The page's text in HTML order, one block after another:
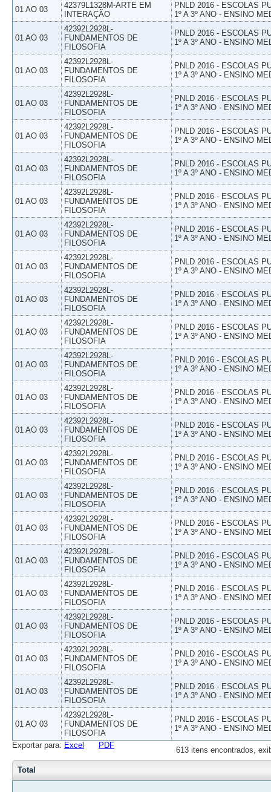
01 AO 03
42379L1328M-ARTE EM
INTERAÇÃO
PNLD 2016 - ESCOLAS
1º A 3º ANO - ENSINO
01 AO 03
42392L2928L-
FUNDAMENTOS DE
FILOSOFIA
PNLD 2016 - ESCOLAS
1º A 3º ANO - ENSINO
01 AO 03
42392L2928L-
FUNDAMENTOS DE
FILOSOFIA
PNLD 2016 - ESCOLAS
1º A 3º ANO - ENSINO
01 AO 03
42392L2928L-
FUNDAMENTOS DE
FILOSOFIA
PNLD 2016 - ESCOLAS
1º A 3º ANO - ENSINO
01 AO 03
42392L2928L-
FUNDAMENTOS DE
FILOSOFIA
PNLD 2016 - ESCOLAS
1º A 3º ANO - ENSINO
01 AO 03
42392L2928L-
FUNDAMENTOS DE
FILOSOFIA
PNLD 2016 - ESCOLAS
1º A 3º ANO - ENSINO
01 AO 03
42392L2928L-
FUNDAMENTOS DE
FILOSOFIA
PNLD 2016 - ESCOLAS
1º A 3º ANO - ENSINO
01 AO 03
42392L2928L-
FUNDAMENTOS DE
FILOSOFIA
PNLD 2016 - ESCOLAS
1º A 3º ANO - ENSINO
01 AO 03
42392L2928L-
FUNDAMENTOS DE
FILOSOFIA
PNLD 2016 - ESCOLAS
1º A 3º ANO - ENSINO
01 AO 03
42392L2928L-
FUNDAMENTOS DE
FILOSOFIA
PNLD 2016 - ESCOLAS
1º A 3º ANO - ENSINO
01 AO 03
42392L2928L-
FUNDAMENTOS DE
FILOSOFIA
PNLD 2016 - ESCOLAS
1º A 3º ANO - ENSINO
01 AO 03
42392L2928L-
FUNDAMENTOS DE
FILOSOFIA
PNLD 2016 - ESCOLAS
1º A 3º ANO - ENSINO
01 AO 03
42392L2928L-
FUNDAMENTOS DE
FILOSOFIA
PNLD 2016 - ESCOLAS
1º A 3º ANO - ENSINO
01 AO 03
42392L2928L-
FUNDAMENTOS DE
FILOSOFIA
PNLD 2016 - ESCOLAS
1º A 3º ANO - ENSINO
01 AO 03
42392L2928L-
FUNDAMENTOS DE
FILOSOFIA
PNLD 2016 - ESCOLAS
1º A 3º ANO - ENSINO
01 AO 03
42392L2928L-
FUNDAMENTOS DE
FILOSOFIA
PNLD 2016 - ESCOLAS
1º A 3º ANO - ENSINO
01 AO 03
42392L2928L-
FUNDAMENTOS DE
FILOSOFIA
PNLD 2016 - ESCOLAS
1º A 3º ANO - ENSINO
01 AO 03
42392L2928L-
FUNDAMENTOS DE
FILOSOFIA
PNLD 2016 - ESCOLAS
1º A 3º ANO - ENSINO
01 AO 03
42392L2928L-
FUNDAMENTOS DE
FILOSOFIA
PNLD 2016 - ESCOLAS
1º A 3º ANO - ENSINO
01 AO 03
42392L2928L-
FUNDAMENTOS DE
FILOSOFIA
PNLD 2016 - ESCOLAS
1º A 3º ANO - ENSINO
01 AO 03
42392L2928L-
FUNDAMENTOS DE
FILOSOFIA
PNLD 2016 - ESCOLAS
1º A 3º ANO - ENSINO
01 AO 03
42392L2928L-
FUNDAMENTOS DE
FILOSOFIA
PNLD 2016 - ESCOLAS
1º A 3º ANO - ENSINO
01 AO 03
42392L2928L-
FUNDAMENTOS DE
FILOSOFIA
PNLD 2016 - ESCOLAS
1º A 3º ANO - ENSINO
613 itens encontrados,
Exportar para: Excel PDF
Total